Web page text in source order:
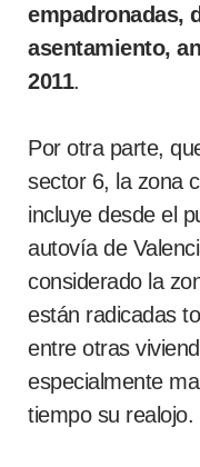
empadronadas,
asentamiento,
2011.
Por otra parte,
sector 6, la zona
incluye desde el
autovía de
considerado la
están radicadas
entre otras
especialmente
tiempo su realojo.